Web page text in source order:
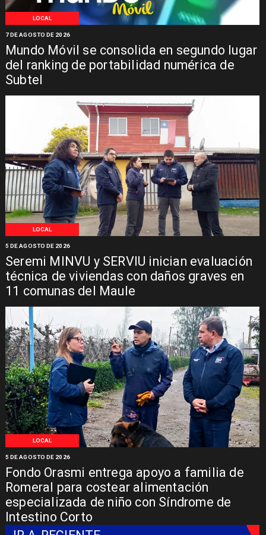
LOCAL
Mundo Móvil se consolida en segundo lugar
del ranking de portabilidad numérica de
Subtel
7 DE AGOSTO DE 2026
LOCAL
Seremi MINVU y SERVIU inician evaluación
técnica de viviendas con daños graves en
11 comunas del Maule
5 DE AGOSTO DE 2026
LOCAL
Fondo Orasmi entrega apoyo a familia de
Romeral para costear alimentación
especializada de niño con Síndrome de
Intestino Corto
5 DE AGOSTO DE 2026